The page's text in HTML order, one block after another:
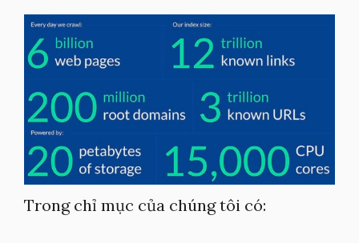
Trong chỉ mục của chúng tôi có: